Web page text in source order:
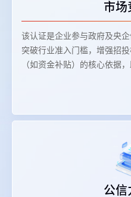
市场
该认证是企业参与政府及央
突破行业准入门槛，增强招
（如资金补贴）的核心依据
公信